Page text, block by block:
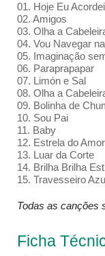
01. Hoje Eu
02. Amigos
03. Olha a
04. Vou Navegar
05. Imaginação
06. Paraprapapar
07. Limón e Sal
08. Olha a
09. Bolinha de
10. Sou Pai
11. Baby
12. Estrela do Amor
13. Luar da Corte
14. Brilha Brilha
15. Travesseiro Azul
Todas as canções
Ficha